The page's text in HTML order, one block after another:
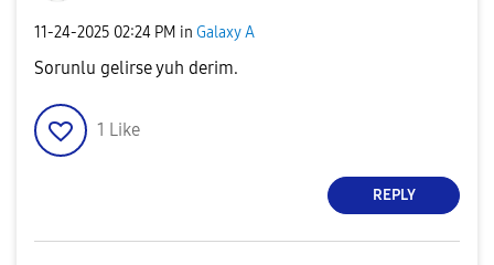
‎11-24-2025 02:24 PM in Galaxy A
Sorunlu gelirse yuh derim.
1 Like
REPLY